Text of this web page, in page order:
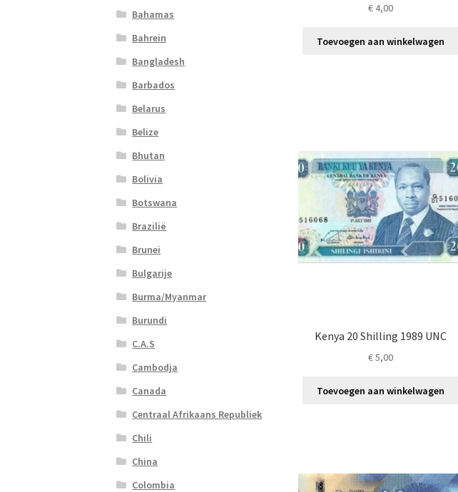
€4,00
Toevoegen aan winkelwagen
Kenya 20 Shilling 1989 UNC
€5,00
Toevoegen aan winkelwagen
Bahamas
Bahrein
Bangladesh
Barbados
Belarus
Belize
Bhutan
Bolivia
Botswana
Brazilië
Brunei
Bulgarije
Burma/Myanmar
Burundi
C.A.S
Cambodja
Canada
Centraal Afrikaans Republiek
Chili
China
Colombia